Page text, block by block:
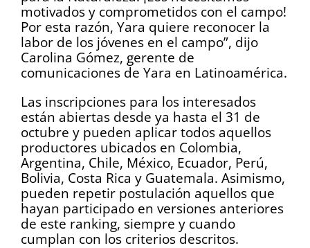
motivados y comprometidos con el campo!
Por esta razón, Yara quiere reconocer la
labor de los jóvenes en el campo”, dijo
Carolina Gómez, gerente de
comunicaciones de Yara en Latinoamérica.
Las inscripciones para los interesados
están abiertas desde ya hasta el 31 de
octubre y pueden aplicar todos aquellos
productores ubicados en Colombia,
Argentina, Chile, México, Ecuador, Perú,
Bolivia, Costa Rica y Guatemala. Asimismo,
pueden repetir postulación aquellos que
hayan participado en versiones anteriores
de este ranking, siempre y cuando
cumplan con los criterios descritos.